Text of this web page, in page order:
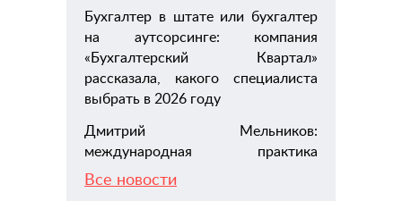
Бухгалтер в штате или бухгалтер
на аутсорсинге: компания
«Бухгалтерский Квартал»
рассказала, какого специалиста
выбрать в 2026 году
Дмитрий Мельников:
международная практика
Все новости